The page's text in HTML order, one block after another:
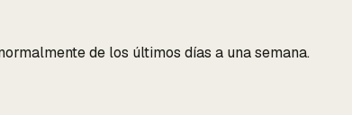
de los últimos días a una semana.